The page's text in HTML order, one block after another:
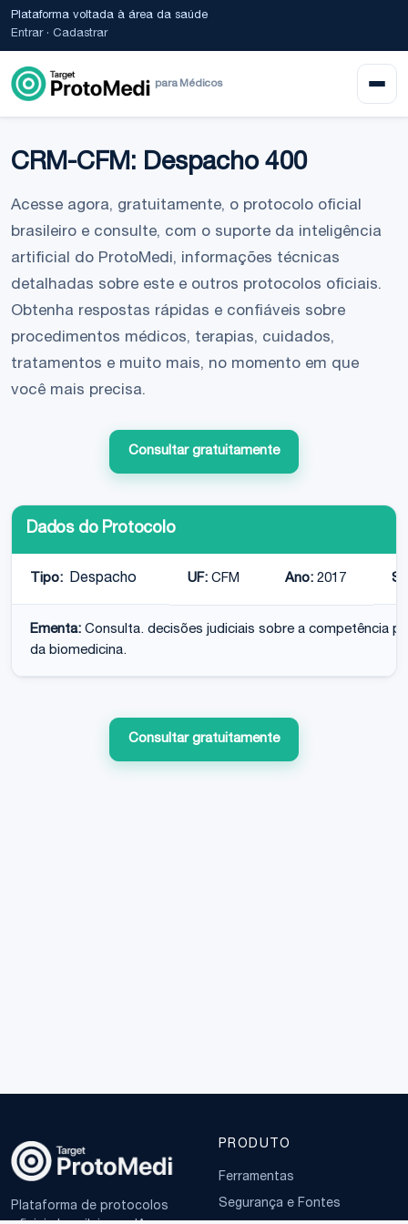
Plataforma voltada à área da saúde
Entrar· Cadastrar
para Médicos
CRM-CFM: Despacho 400
Acesse agora, gratuitamente, o protocolo oficial
brasileiro e consulte, com o suporte da inteligência
artificial do ProtoMedi, informações técnicas
detalhadas sobre este e outros protocolos oficiais.
Obtenha respostas rápidas e confiáveis sobre
procedimentos médicos, terapias, cuidados,
tratamentos e muito mais, no momento em que
você mais precisa.
Consultar gratuitamente
Dados do Protocolo
Tipo: Despacho UF: CFM Ano: 2017
Ementa: Consulta. decisões judiciais sobre a competência
da biomedicina.
Consultar gratuitamente
Plataforma de protocolos
PRODUTO
Ferramentas
Segurança e Fontes